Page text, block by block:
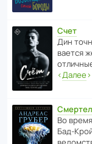
Счет
Дин
ва­ется
‹Далее›
Во